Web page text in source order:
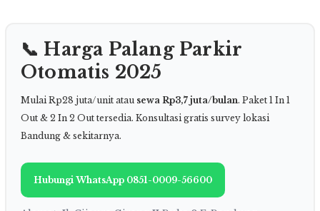
📞 Harga Palang Parkir
Otomatis 2025
Mulai Rp28 juta/unit atau sewa Rp3,7 juta/bulan. Paket 1 In 1
Out & 2 In 2 Out tersedia. Konsultasi gratis survey lokasi
Bandung & sekitarnya.
Hubungi WhatsApp 0851-0009-56600